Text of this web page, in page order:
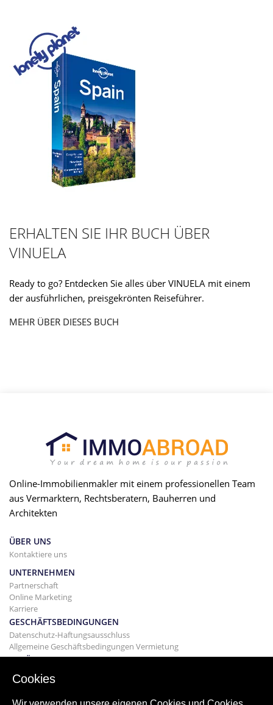
ERHALTEN SIE IHR BUCH ÜBER
VINUELA
Ready to go? Entdecken Sie alles über VINUELA mit einem
der ausführlichen, preisgekrönten Reiseführer.
MEHR ÜBER DIESES BUCH
Online-Immobilienmakler mit einem professionellen Team
aus Vermarktern, Rechtsberatern, Bauherren und
Architekten
ÜBER UNS
Kontaktiere uns
UNTERNEHMEN
Partnerschaft
Online Marketing
Karriere
GESCHÄFTSBEDINGUNGEN
Datenschutz-Haftungsausschluss
Allgemeine Geschäftsbedingungen Vermietung
GEBÄUDE
Projekte
Cookies